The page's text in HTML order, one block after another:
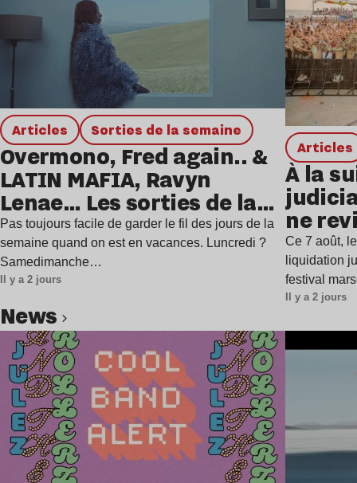
Articles Sorties de la semaine
Overmono, Fred again.. &
LATIN MAFIA, Ravyn
Lenae… Les sorties de la
semaine
Pas toujours facile de garder le fil des jours de la
semaine quand on est en vacances. Luncredi ?
Samedimanche…
Il y a 2 jours
Articles
À la
ne
Ce 7 août,
liquidation
festival
Il y a 2 jours
news
Lire l’article